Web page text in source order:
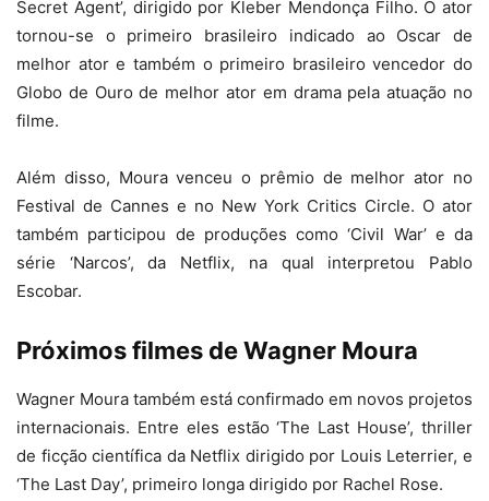
Secret Agent’, dirigido por Kleber Mendonça Filho. O ator
tornou-se o primeiro brasileiro indicado ao Oscar de
melhor ator e também o primeiro brasileiro vencedor do
Globo de Ouro de melhor ator em drama pela atuação no
filme.
Além disso, Moura venceu o prêmio de melhor ator no
Festival de Cannes e no New York Critics Circle. O ator
também participou de produções como ‘Civil War’ e da
série ‘Narcos’, da Netflix, na qual interpretou Pablo
Escobar.
Próximos filmes de Wagner Moura
Wagner Moura também está confirmado em novos projetos
internacionais. Entre eles estão ‘The Last House’, thriller
de ficção científica da Netflix dirigido por Louis Leterrier, e
‘The Last Day’, primeiro longa dirigido por Rachel Rose.